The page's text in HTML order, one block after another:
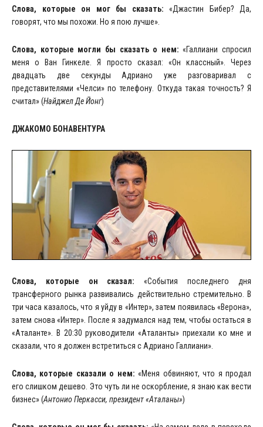
Слова, которые он мог бы сказать: «Джастин Бибер? Да,
говорят, что мы похожи. Но я пою лучше».
Слова, которые могли бы сказать о нем:«Галлиани спросил
меня о Ван Гинкеле. Я просто сказал: «Он классный». Через
двадцать две секунды Адриано уже разговаривал с
представителями «Челси» по телефону. Откуда такая точность? Я
считал» (Найджел Де Йонг)
ДЖАКОМО БОНАВЕНТУРА
Слова, которые он сказал:«События последнего дня
трансферного рынка развивались действительно стремительно. В
три часа казалось, что я уйду в «Интер», затем появилась «Верона»,
затем снова «Интер». После я задумался над тем, чтобы остаться в
«Аталанте». В 20:30 руководители «Аталанты» приехали ко мне и
сказали, что я должен встретиться с Адриано Галлиани».
Слова, которые сказали о нем:«Меня обвиняют, что я продал
его слишком дешево. Это чуть ли не оскорбление, я знаю как вести
бизнес» (Антонио Перкасси, президент «Аталаны»)